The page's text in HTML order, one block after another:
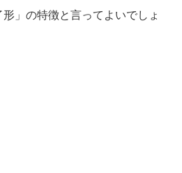
」の特徴と言ってよいでしょ